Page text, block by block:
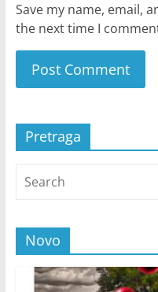
Save my name, email,
the next time I
Pretraga
Novo